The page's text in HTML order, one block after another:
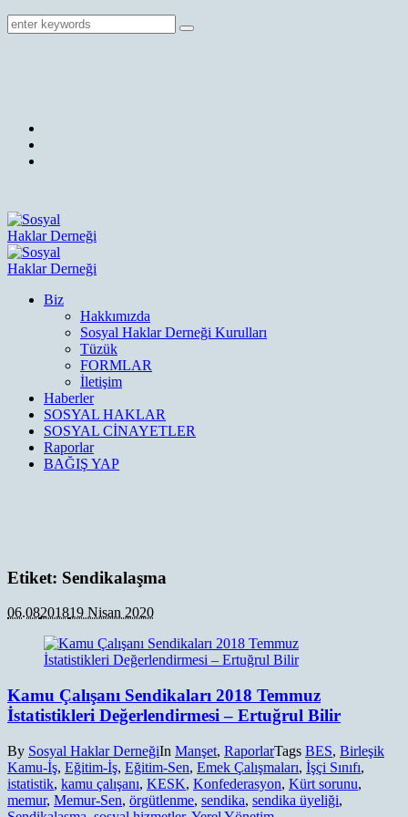
Biz
Hakkımızda
Sosyal Haklar Derneği Kurulları
Tüzük
FORMLAR
İletişim
Haberler
SOSYAL HAKLAR
SOSYAL CİNAYETLER
Raporlar
BAĞIŞ YAP
Etiket: Sendikalaşma
06.08201819 Nisan 2020
Kamu Çalışanı Sendikaları 2018 Temmuz
İstatistikleri Değerlendirmesi – Ertuğrul Bilir
By Sosyal Haklar DerneğiIn Manşet, RaporlarTags BES, Birleşik
Kamu-İş, Eğitim-İş, Eğitim-Sen, Emek Çalışmaları, İşçi Sınıfı,
istatistik, kamu çalışanı, KESK, Konfederasyon, Kürt sorunu,
memur, Memur-Sen, örgütlenme, sendika, sendika üyeliği,